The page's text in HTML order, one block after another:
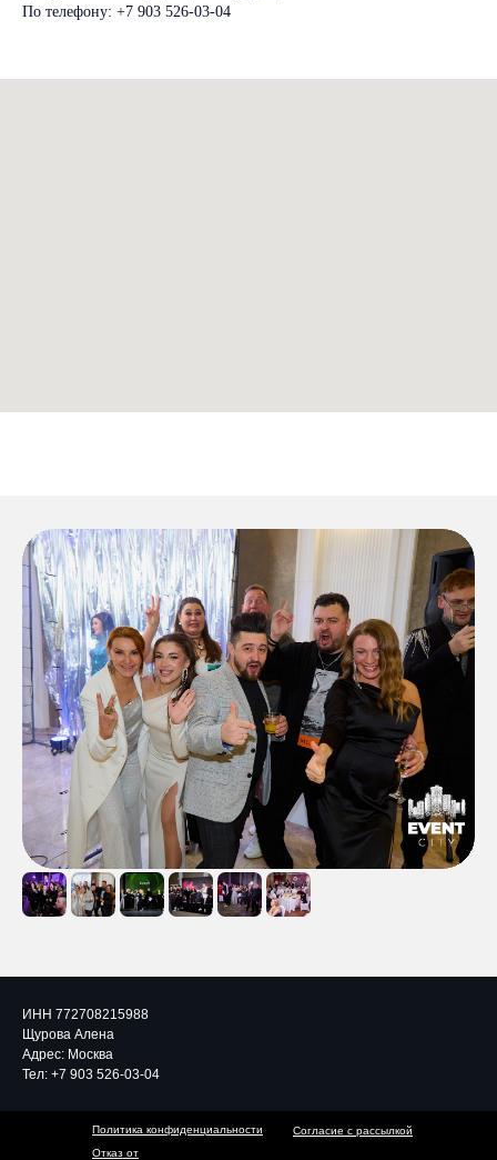
По телефону: +7 903 526-03-04
ИНН 772708215988
Щурова Алена
Адрес: Москва
Тел: +7 903 526-03-04
Политика конфиденциальности
Согласие с рассылкой
Отказ от